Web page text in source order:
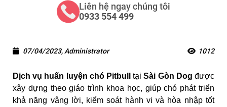
Liên hệ ngay chúng tôi
0933 554 499
07/04/2023, Administrator 1012
Dịch vụ huấn luyện chó PitbulltạiSài Gòn Dogđược
xây dựng theo giáo trình khoa học, giúp chó phát triển
khả năng vâng lời, kiểm soát hành vi và hòa nhập tốt